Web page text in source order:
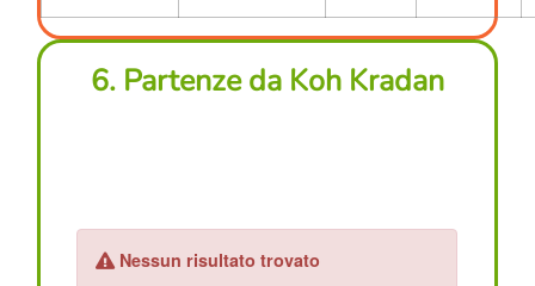
6. Partenze da Koh Kradan